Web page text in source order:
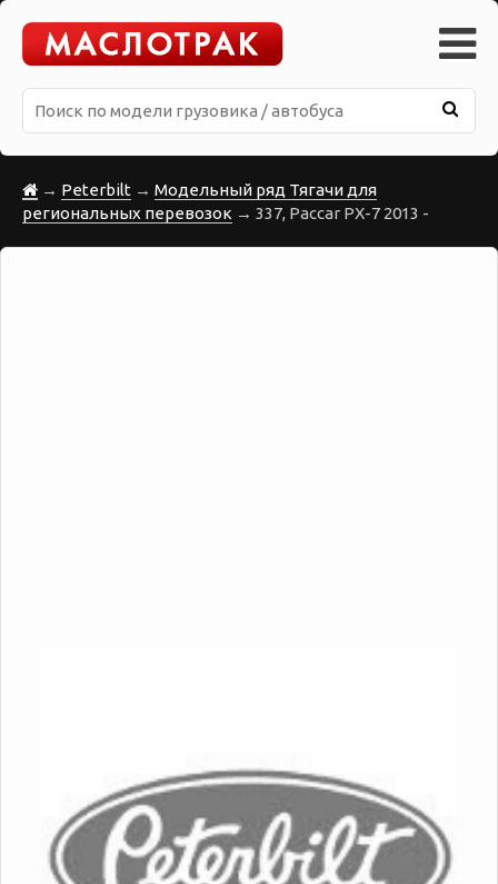
→ Peterbilt → Модельный ряд Тягачи для
региональных перевозок → 337, Paccar PX-7 2013 -